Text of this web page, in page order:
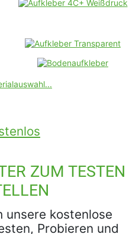
ZUM TESTEN
unsere kostenlose
Probieren und